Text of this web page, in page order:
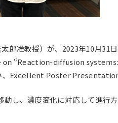
郎准教授）が、 2023年10月31日
on “Reaction-diffusion
Excellent Poster
し、濃度変化に対応して進行